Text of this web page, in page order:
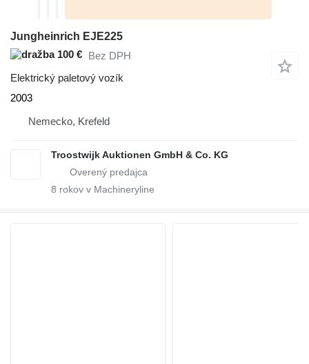
Jungheinrich EJE225
100 € Bez DPH
Elektrický paletový vozík
2003
Nemecko, Krefeld
Troostwijk Auktionen GmbH & Co. KG
8 rokov v Machineryline